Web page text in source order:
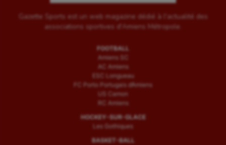
Gazette Sports est un web magazine dédié à l'actualité des
associations sportives d'Amiens Métropole.
FOOTBALL
Amiens SC
AC Amiens
ESC Longueau
FC Porto Portugais d’Amiens
US Camon
RC Amiens
HOCKEY-SUR-GLACE
Les Gothiques
BASKET-BALL